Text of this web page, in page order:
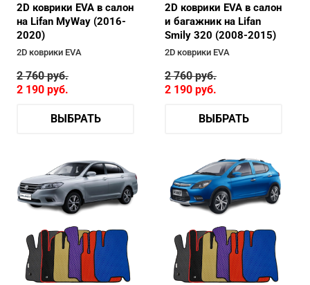
2D коврики EVA в салон
на Lifan MyWay (2016-
2020)
2D коврики EVA
2 760руб.
2 190 руб.
ВЫБРАТЬ
2D коврики EVA в салон
и багажник на Lifan
Smily 320 (2008-2015)
2D коврики EVA
2 760руб.
2 190 руб.
ВЫБРАТЬ